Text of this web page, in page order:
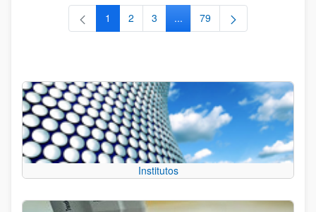
Página
1 Página
2 Página
3 ...Páginas intermedias Use TAB
Página
79
Institutos